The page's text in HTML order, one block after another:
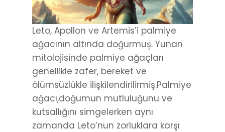
Leto, Apollon ve Artemis’i palmiye
ağacının altında doğurmuş. Yunan
mitolojisinde palmiye ağaçları
genellikle zafer, bereket ve
ölümsüzlükle ilişkilendirilirmiş.Palmiye
ağacı,doğumun mutluluğunu ve
kutsallığını simgelerken aynı
zamanda Leto’nun zorluklara karşı